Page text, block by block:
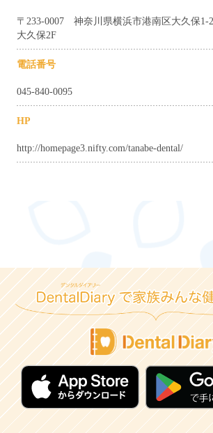
〒233-0007 神奈川県横浜市港南区大久保1-
大久保2F
電話番号
045-840-0095
HP
http://homepage3.nifty.com/tanabe-dental/